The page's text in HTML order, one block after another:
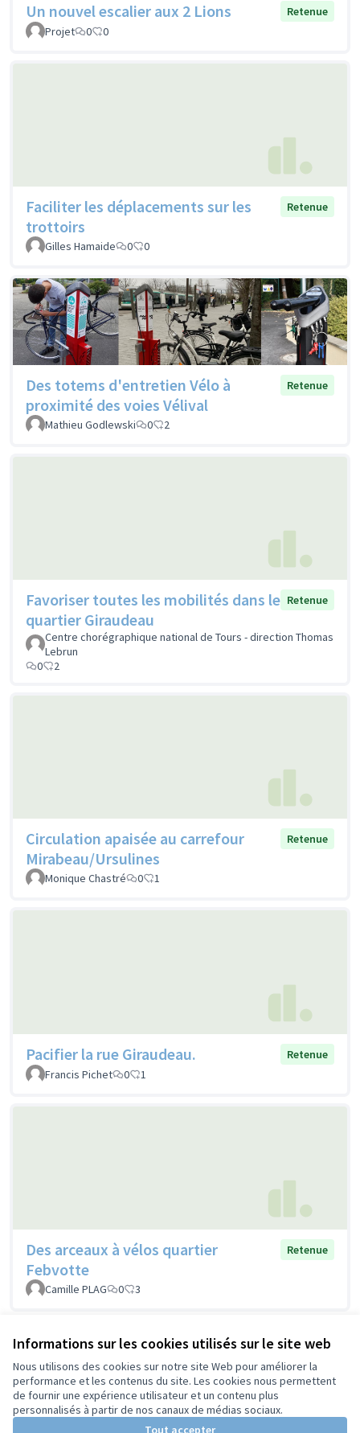
Informations sur les cookies utilisés sur le site web
Nous utilisons des cookies sur notre site Web pour améliorer la
performance et les contenus du site. Les cookies nous permettent
de fournir une expérience utilisateur et un contenu plus
personnalisés à partir de nos canaux de médias sociaux.
Tout accepter
Un nouvel escalier aux 2 Lions
Retenue
Projet
0 0
Faciliter les déplacements sur les
trottoirs
Retenue
Gilles Hamaide 0 0
Des totems d'entretien Vélo à
proximité des voies Vélival
Retenue
Mathieu Godlewski 0 2
Favoriser toutes les mobilités dans le
quartier Giraudeau
Retenue
Centre chorégraphique national de Tours - direction Thomas
Lebrun
0
2
Circulation apaisée au carrefour
Mirabeau/Ursulines
Retenue
Monique Chastré 0 1
Pacifier la rue Giraudeau.
Retenue
Francis Pichet
0 1
Des arceaux à vélos quartier
Febvotte
Retenue
Camille PLAG 0 3
Voir toutes les propositions retirées
Conditions d'utilisation
Paramètres des cookies